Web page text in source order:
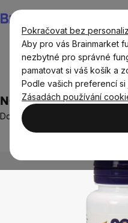
Pokračovat bez
Aby pro vás Brainmarket
nezbytné pro správné
pamatovat si váš košík a
Podle vašich preferencí
Zásadách používání
na
obsah
Cíle Trávení
NOW Digest
Doplněk stravy
hodnocení
produktu
je
Neohodnoceno